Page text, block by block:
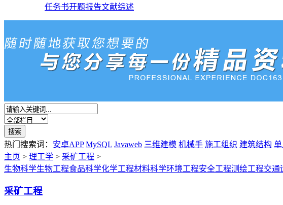
任务书开题报告文献综述
热门搜索词： 安卓APP MySQL Javaweb 三维建模 机械手 施工组织 建筑结构
主页 > 理工学 > 采矿工程 >
生物科学生物工程食品科学化学工程材料科学环境工程安全工程测绘工程交通
采矿工程